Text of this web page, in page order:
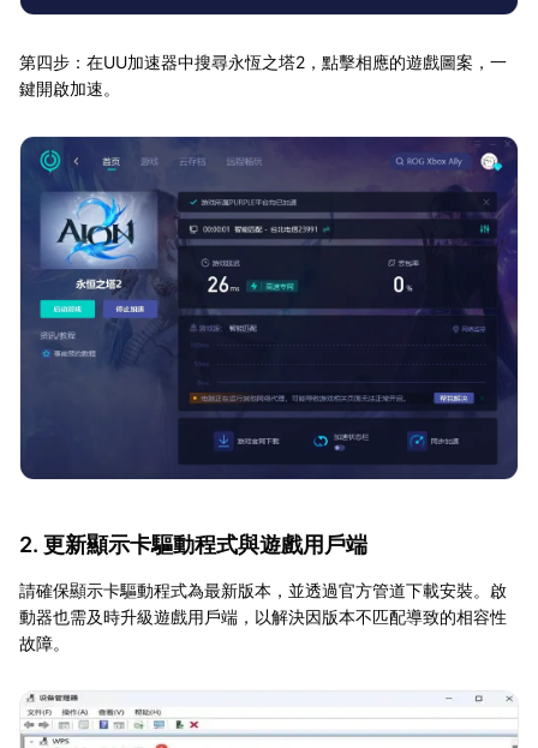
第四步：在UU加速器中搜尋永恆之塔2，點擊相應的遊戲圖案，一
鍵開啟加速。
2. 更新顯示卡驅動程式與遊戲用戶端
請確保顯示卡驅動程式為最新版本，並透過官方管道下載安裝。啟
動器也需及時升級遊戲用戶端，以解決因版本不匹配導致的相容性
故障。